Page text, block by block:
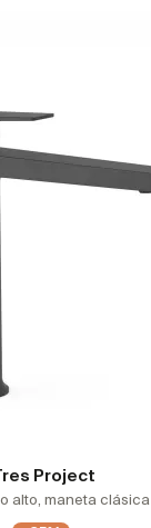
Project
alto, maneta clásica